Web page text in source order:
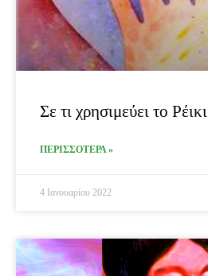
Σε τι χρησιμεύει το Ρέικι
ΠΕΡΙΣΣΟΤΕΡΑ »
4 Ιανουαρίου 2022